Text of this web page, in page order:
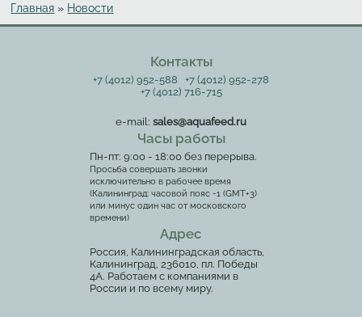
Вы здесь
Главная » Новости
Контакты
+7 (4012) 952-588
+7 (4012) 952-278
+7 (4012) 716-715
e-mail: sales@aquafeed.ru
Часы работы
Пн-пт: 9:00 - 18:00 без перерыва.
Просьба совершать звонки
исключительно в рабочее время
(Калининград: часовой пояс -1 (GMT+3)
или минус один час от московского
времени)
Адрес
Россия, Калининградская область,
Калининград, 236010, пл. Победы
4А. Работаем с компаниями в
России и по всему миру.